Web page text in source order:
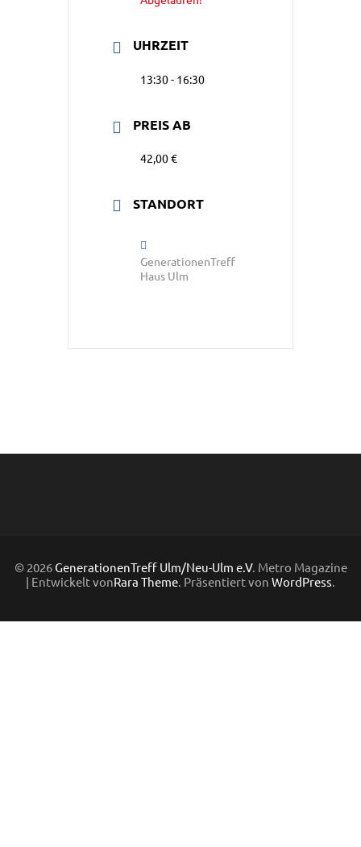
UHRZEIT
13:30 - 16:30
PREIS AB
42,00 €
STANDORT
GenerationenTreff
Haus Ulm
© 2026GenerationenTreff Ulm/Neu-Ulm e.V. Metro Magazine
| Entwickelt vonRara Theme . Präsentiert von WordPress